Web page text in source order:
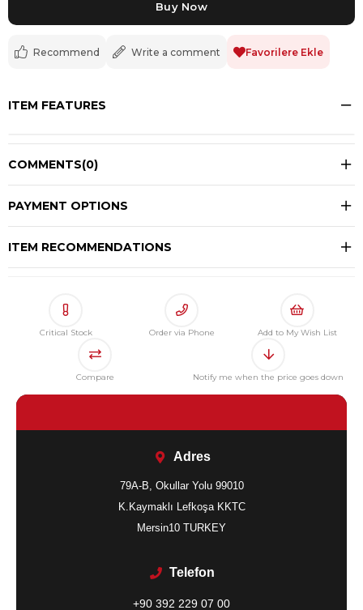
Recommend Write a comment Favorilere Ekle
ITEM FEATURES
COMMENTS(0)
PAYMENT OPTIONS
ITEM RECOMMENDATIONS
Critical Stock Order via Phone Add to My Wish List
Compare Notify me when the price goes down
Adres
79A-B, Okullar Yolu 99010
K.Kaymaklı Lefkoşa KKTC
Mersin10 TURKEY
Telefon
+90 392 229 07 00